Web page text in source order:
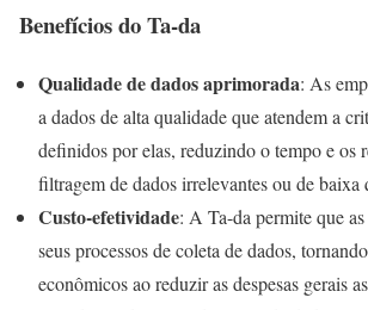
Benefícios do Ta-da
Qualidade de dados aprimorada: As
a dados de alta qualidade que atendem a
definidos por elas, reduzindo o tempo e os
filtragem de dados irrelevantes ou de baixa
Custo-efetividade: A Ta-da permite que
seus processos de coleta de dados,
econômicos ao reduzir as despesas gerais